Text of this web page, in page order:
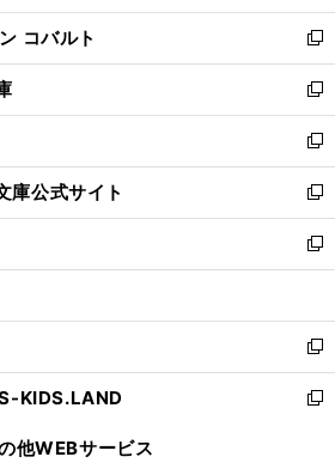
開
く
ウ
で
開
く
ン
ド
ウ
で
開
く
ウ
ィ
ン
ド
ウ
で
開
く
コバルト
新
し
い
ウ
ィ
ン
ド
ウ
で
開
新
し
い
ウ
ィ
ン
ド
ウ
開
く
新
し
い
ウ
ィ
ン
ウ
で
開
く
庫公式サイト
新
し
い
ウ
ン
ド
ウ
で
新
し
ウ
ィ
ン
ド
新
し
い
KIDS.LAND
新
他WEBサービス